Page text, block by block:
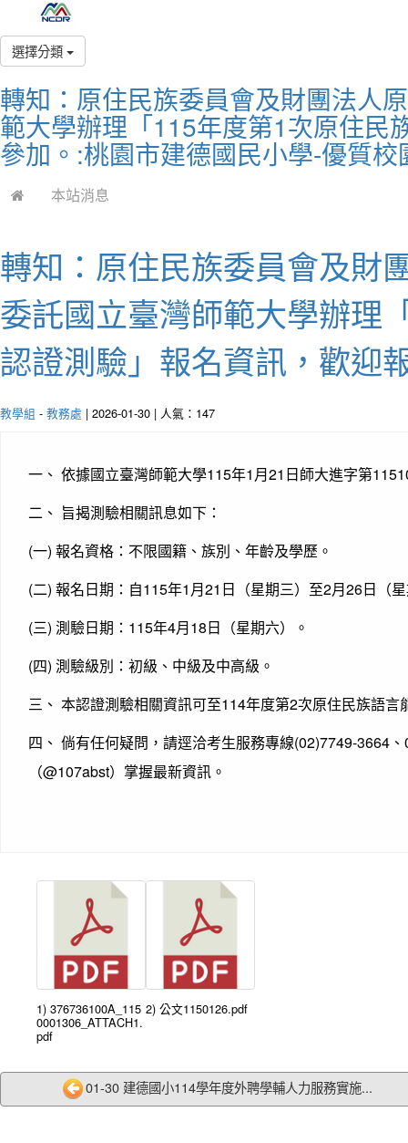
選擇分類
轉知：原住民族委員會及財團法人
範大學辦理「115年度第1次原住民
參加。:桃園市建德國民小學-優質校
本站消息
轉知：原住民族委員會及財
委託國立臺灣師範大學辦理
認證測驗」報名資訊，歡迎
教學組 - 教務處 | 2026-01-30 | 人氣：147
一、 依據國立臺灣師範大學115年1月21日師大進字第
二、 旨揭測驗相關訊息如下：
(一) 報名資格：不限國籍、族別、年齡及學歷。
(二) 報名日期：自115年1月21日（星期三）至2月26日（
(三) 測驗日期：115年4月18日（星期六）。
(四) 測驗級別：初級、中級及中高級。
三、 本認證測驗相關資訊可至114年度第2次原住民族語
四、 倘有任何疑問，請逕洽考生服務專線(02)7749-3664
（@107abst）掌握最新資訊。
1) 376736100A_115
0001306_ATTACH1.
pdf
2) 公文1150126.pdf
01-30 建德國小114學年度外聘學輔人力服務實施...